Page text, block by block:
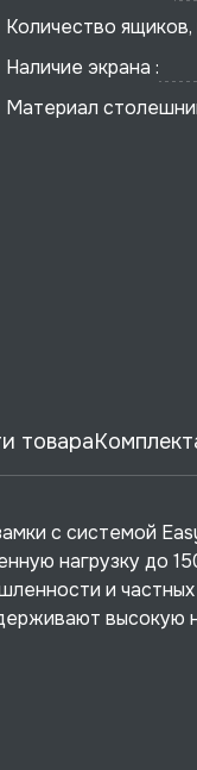
Количество ящиков,
Наличие экрана :
Материал
товара
с системой
нагрузку до
и
высокую